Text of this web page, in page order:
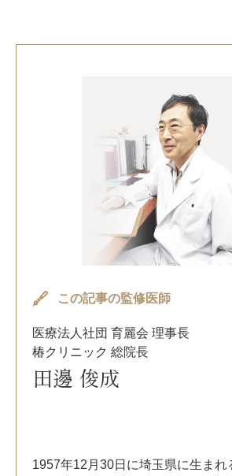
この記事の監修医師
医療法人社団 育麗会 理事長
椿クリニック 総院長
田邊 俊成
1957年12月30日に埼玉県に生まれ